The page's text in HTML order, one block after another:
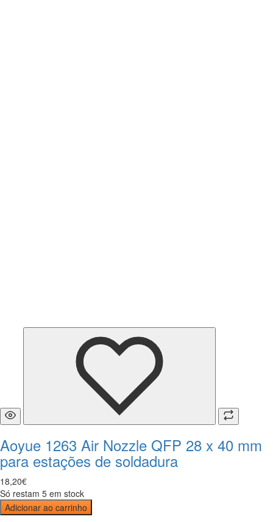
Aoyue 1263 Air Nozzle QFP 28 x 40 mm
para estações de soldadura
18,20€
Só restam 5 em stock
Adicionar ao carrinho